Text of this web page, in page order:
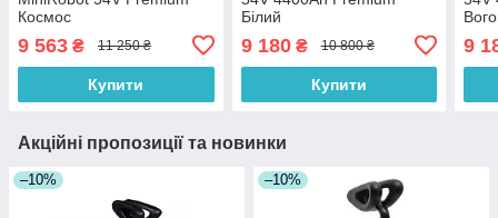
Космос
9 563 ₴ 11 250 ₴
Купити
Білий
9 180₴ 10 800 ₴
Купити
9
Акційні пропозиції та новинки
–10% –10%